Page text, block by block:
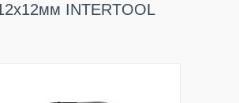
INTERTOOL